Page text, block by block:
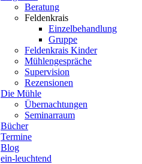
Beratung
Feldenkrais
Einzelbehandlung
Gruppe
Feldenkrais Kinder
Mühlengespräche
Supervision
Rezensionen
Die Mühle
Übernachtungen
Seminarraum
Bücher
Termine
Blog
ein-leuchtend